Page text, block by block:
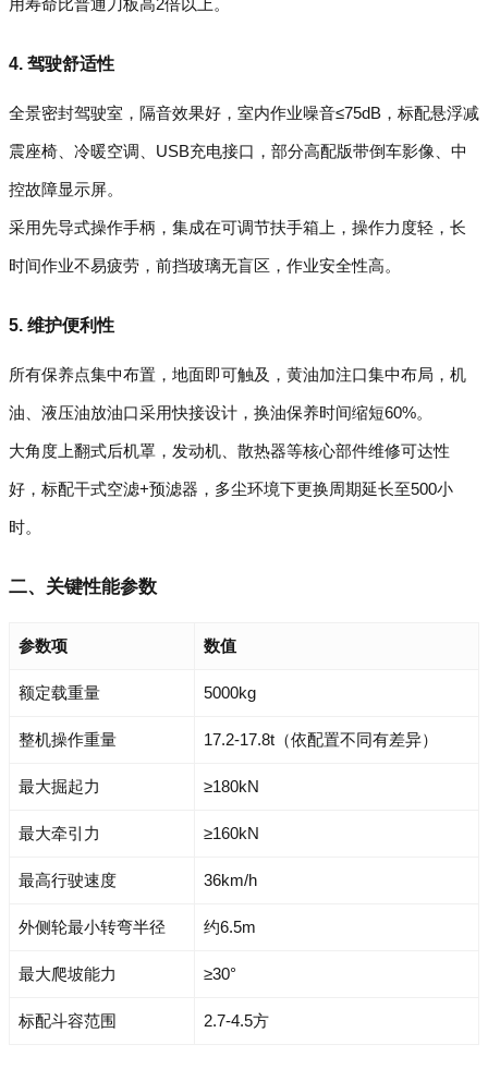
用寿命比普通刀板高2倍以上。
4. 驾驶舒适性
全景密封驾驶室，隔音效果好，室内作业噪音≤75dB，标配悬浮减
震座椅、冷暖空调、USB充电接口，部分高配版带倒车影像、中
控故障显示屏。
采用先导式操作手柄，集成在可调节扶手箱上，操作力度轻，长
时间作业不易疲劳，前挡玻璃无盲区，作业安全性高。
5. 维护便利性
所有保养点集中布置，地面即可触及，黄油加注口集中布局，机
油、液压油放油口采用快接设计，换油保养时间缩短60%。
大角度上翻式后机罩，发动机、散热器等核心部件维修可达性
好，标配干式空滤+预滤器，多尘环境下更换周期延长至500小
时。
二、关键性能参数
参数项 数值
额定载重量 5000kg
整机操作重量 17.2-17.8t（依配置不同有差异）
最大掘起力 ≥180kN
最大牵引力 ≥160kN
最高行驶速度 36km/h
外侧轮最小转弯半径 约6.5m
最大爬坡能力 ≥30°
标配斗容范围 2.7-4.5方